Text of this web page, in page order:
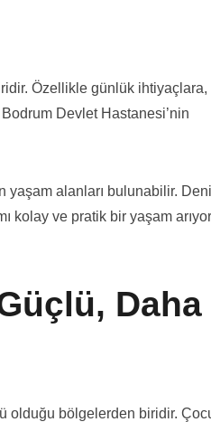
Özellikle günlük ihtiyaçlara,
Devlet Hastanesi’nin
yaşam alanları bulunabilir.
kolay ve pratik bir yaşam
Daha
olduğu bölgelerden biridir.